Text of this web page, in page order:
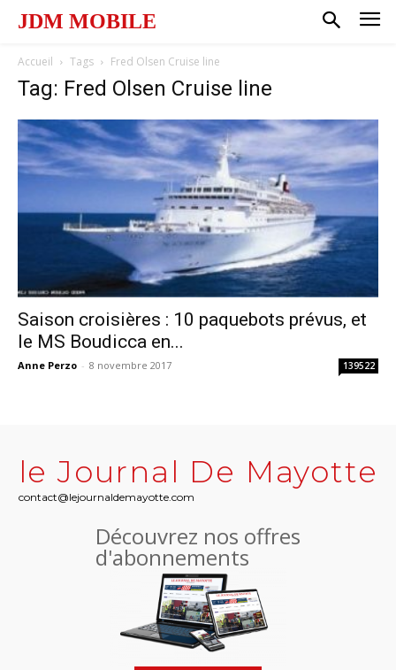
JDM MOBILE
Accueil Tags Fred Olsen Cruise line
Tag: Fred Olsen Cruise line
Saison croisières : 10 paquebots prévus, et
le MS Boudicca en...
Anne Perzo - 8 novembre 2017 139522
le Journal De Mayotte
contact@lejournaldemayotte.com
Découvrez nos offres
d'abonnements